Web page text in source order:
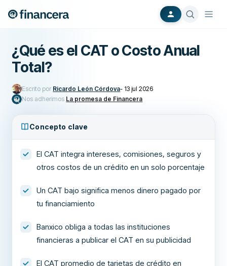
¿Qué es el CAT o Costo Anual
Total?
Escrito por Ricardo León Córdova- 13 jul 2026
Nos adherimos La promesa de Financera
Concepto clave
El CAT integra intereses, comisiones, seguros y
otros costos de un crédito en un solo porcentaje
Un CAT bajo significa menos dinero pagado por
tu financiamiento
Banxico obliga a todas las instituciones
financieras a publicar el CAT en su publicidad
El CAT promedio de tarjetas de crédito en